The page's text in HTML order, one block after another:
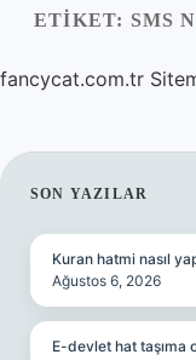
Yasal Uyarı
Hakkımızda
ETIKET: SMS
fancycat.com.tr
SON YAZILAR
Kuran hatmi nasıl
Ağustos 6, 2026
E-devlet hat taşıma